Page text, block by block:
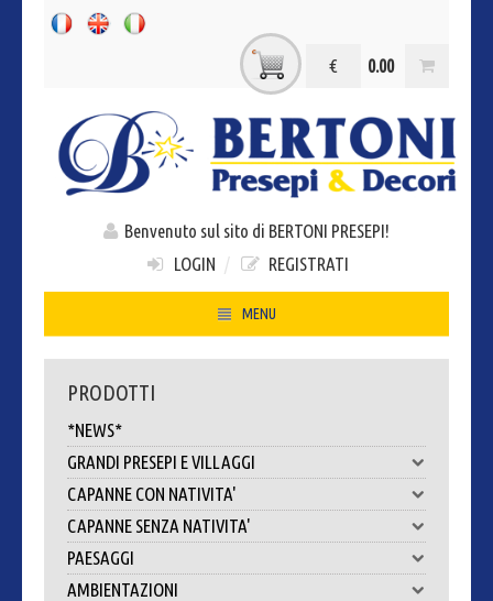
0.00
€
Benvenuto sul sito di BERTONI PRESEPI!
LOGIN / REGISTRATI
MENU
HOME
DOVE SIAMO
PRODOTTI
*NEWS*
GRANDI PRESEPI E VILLAGGI
CAPANNE CON NATIVITA'
CAPANNE SENZA NATIVITA'
PAESAGGI
AMBIENTAZIONI